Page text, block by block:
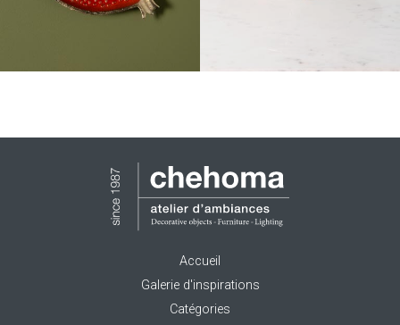
Accueil
Galerie d'inspirations
Catégories